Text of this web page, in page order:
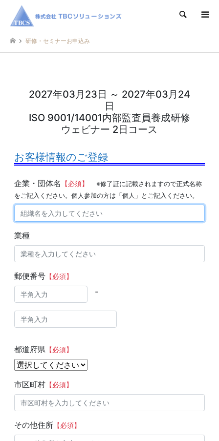
検索
研修・セミナーお申込み
2027年03月23日 ～ 2027年03月24
日
ISO 9001/14001内部監査員養成研修
ウェビナー 2日コース
お客様情報のご登録
企業・団体名 【必須】
※修了証に記載されますので正式名称
をご記入ください。個人参加の方は「個人」とご記入ください。
業種
郵便番号【必須】
-
都道府県 【必須】
市区町村【必須】
その他住所【必須】